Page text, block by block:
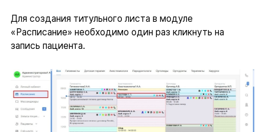
Для создания титульного листа в модуле
«Расписание» необходимо один раз кликнуть на
запись пациента.